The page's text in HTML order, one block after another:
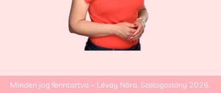
Minden jog fenntartva – Lévay Nóra, Szalagoslány 2026.